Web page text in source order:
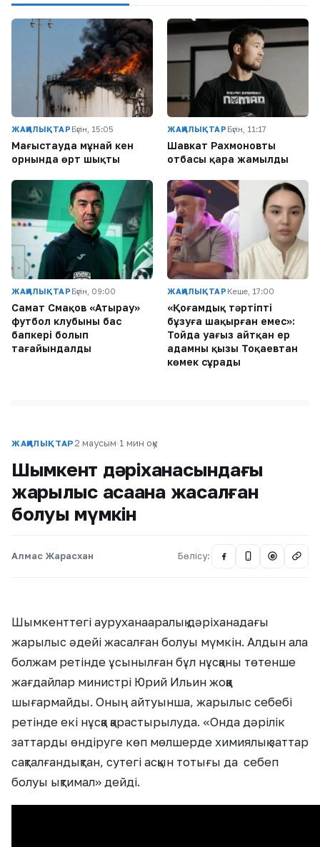
ЖАҢАЛЫҚТАР Бүгін, 15:05
Маңғыстауда мұнай кен
орнында өрт шықты
ЖАҢАЛЫҚТАР Бүгін, 11:17
Шавкат Рахмоновтың
отбасы қара жамылды
ЖАҢАЛЫҚТАР Бүгін, 09:00
Самат Смақов «Атырау»
футбол клубының бас
бапкері болып
тағайындалды
ЖАҢАЛЫҚТАР Кеше, 17:00
«Қоғамдық тәртіпті
бұзуға шақырған емес»:
Тойда уағыз айтқан ер
адамның қызы Тоқаевтан
көмек сұрады
ЖАҢАЛЫҚТАР 2 маусым·1 мин оқу
Шымкент дәріханасындағы
жарылыс қасақана жасалған
болуы мүмкін
Алмас Жарасхан Бөлісу: @
Шымкенттегі ауруханааралық дәріханадағы
жарылыс әдейі жасалған болуы мүмкін. Алдын ала
болжам ретінде ұсынылған бұл нұсқаны төтенше
жағдайлар министрі Юрий Ильин жоққа
шығармайды. Оның айтуынша, жарылыс себебі
ретінде екі нұсқа қарастырылуда. «Онда дәрілік
заттарды өндіруге көп мөлшерде химиялық заттар
сақталғандықтан, сутегі асқын тотығы да себеп
болуы ықтимал» дейді.